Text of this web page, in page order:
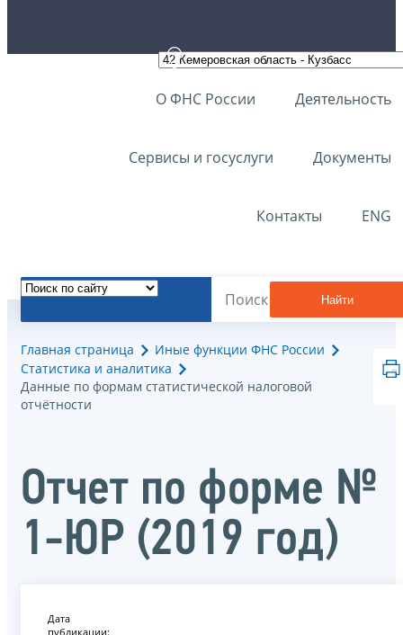
О ФНС России Деятельность
Сервисы и госуслуги Документы
Контакты ENG
Найти
Главная страница
Иные функции ФНС России
Статистика и аналитика
Данные по формам статистической налоговой
отчётности
Отчет по форме №
1-ЮР (2019 год)
Дата
публикации: